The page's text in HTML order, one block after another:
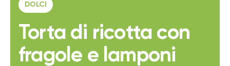
DOLCI
Torta di ricotta con
fragole e lamponi